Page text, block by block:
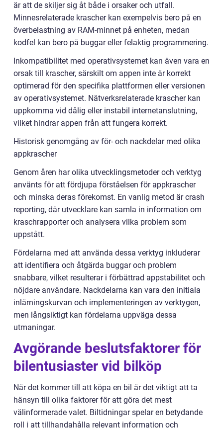
är att de skiljer sig åt både i orsaker och utfall.
Minnesrelaterade krascher kan exempelvis bero på en
överbelastning av RAM-minnet på enheten, medan
kodfel kan bero på buggar eller felaktig programmering.
Inkompatibilitet med operativsystemet kan även vara en
orsak till krascher, särskilt om appen inte är korrekt
optimerad för den specifika plattformen eller versionen
av operativsystemet. Nätverksrelaterade krascher kan
uppkomma vid dålig eller instabil internetanslutning,
vilket hindrar appen från att fungera korrekt.
Historisk genomgång av för- och nackdelar med olika
appkrascher
Genom åren har olika utvecklingsmetoder och verktyg
använts för att fördjupa förståelsen för appkrascher
och minska deras förekomst. En vanlig metod är crash
reporting, där utvecklare kan samla in information om
kraschrapporter och analysera vilka problem som
uppstått.
Fördelarna med att använda dessa verktyg inkluderar
att identifiera och åtgärda buggar och problem
snabbare, vilket resulterar i förbättrad appstabilitet och
nöjdare användare. Nackdelarna kan vara den initiala
inlärningskurvan och implementeringen av verktygen,
men långsiktigt kan fördelarna uppväga dessa
utmaningar.
Avgörande beslutsfaktorer för
bilentusiaster vid bilköp
När det kommer till att köpa en bil är det viktigt att ta
hänsyn till olika faktorer för att göra det mest
välinformerade valet. Biltidningar spelar en betydande
roll i att tillhandahålla relevant information och